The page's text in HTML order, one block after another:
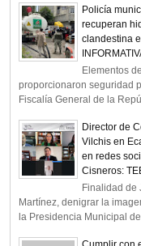
Policía
recuperan
clandestina
Elementos
proporcionaron seguridad
Fiscalía General de la
Director de
Vilchis en
en redes
Cisneros:
Finalidad de
Martínez, denigrar la
la Presidencia Municipal de